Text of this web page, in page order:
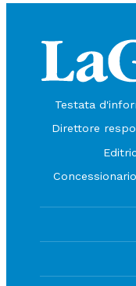
Testata
Direttore